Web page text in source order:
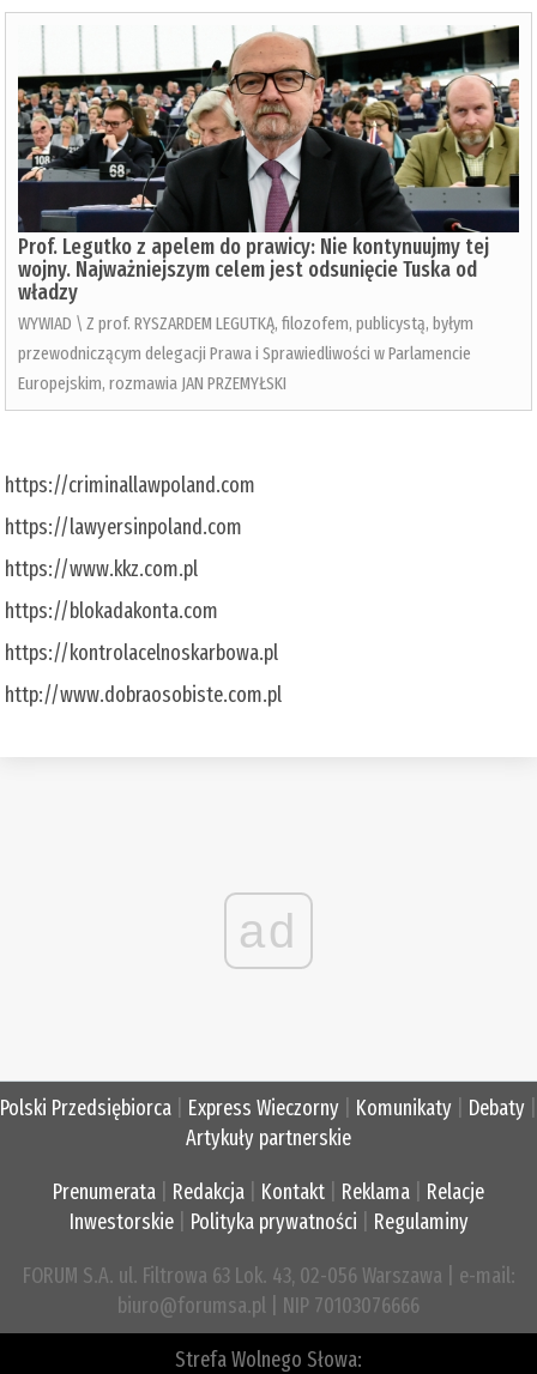
Prof. Legutko z apelem do prawicy: Nie kontynuujmy tej
wojny. Najważniejszym celem jest odsunięcie Tuska od
władzy
WYWIAD \ Z prof. RYSZARDEM LEGUTKĄ, filozofem, publicystą, byłym
przewodniczącym delegacji Prawa i Sprawiedliwości w Parlamencie
Europejskim, rozmawia JAN PRZEMYŁSKI
https://criminallawpoland.com
https://lawyersinpoland.com
https://www.kkz.com.pl
https://blokadakonta.com
https://kontrolacelnoskarbowa.pl
http://www.dobraosobiste.com.pl
ad
Polski Przedsiębiorca Express Wieczorny Komunikaty Debaty
Artykuły partnerskie
Prenumerata Redakcja Kontakt Reklama
Relacje
Inwestorskie| Polityka prywatności Regulaminy
FORUM S.A. ul. Filtrowa 63 Lok. 43, 02-056 Warszawa | e-mail:
biuro@forumsa.pl | NIP 70103076666
Strefa Wolnego Słowa: